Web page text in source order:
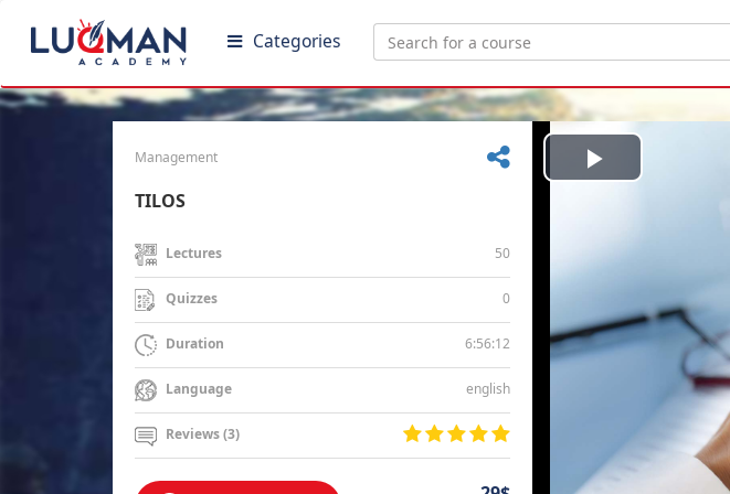
Categories
Management
TILOS
Lectures 50
Quizzes 0
Duration 6:56:12
Language english
Reviews (3)
Play